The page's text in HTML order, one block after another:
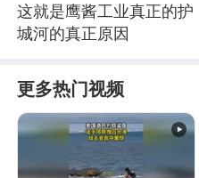
这就是鹰酱工业真正的护
城河的真正原因
更多热门视频